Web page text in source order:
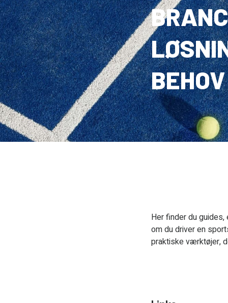
BEHOV
Her finder du
om du driver en
praktiske værktøjer,